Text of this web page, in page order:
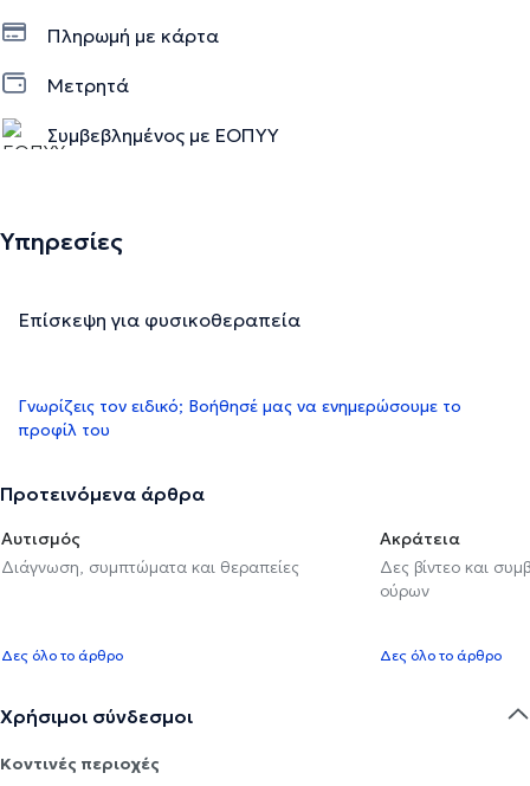
Πληρωμή με κάρτα
Μετρητά
Συμβεβλημένος με ΕΟΠΥΥ
Υπηρεσίες
Επίσκεψη για φυσικοθεραπεία
Γνωρίζεις τον ειδικό; Βοήθησέ μας να ενημερώσουμε το
προφίλ του
Προτεινόμενα άρθρα
Αυτισμός
Διάγνωση, συμπτώματα και θεραπείες
Δες όλο το άρθρο
Ακράτεια
Δες βίντεο και
ούρων
Δες όλο το άρθρο
Χρήσιμοι σύνδεσμοι
Κοντινές περιοχές